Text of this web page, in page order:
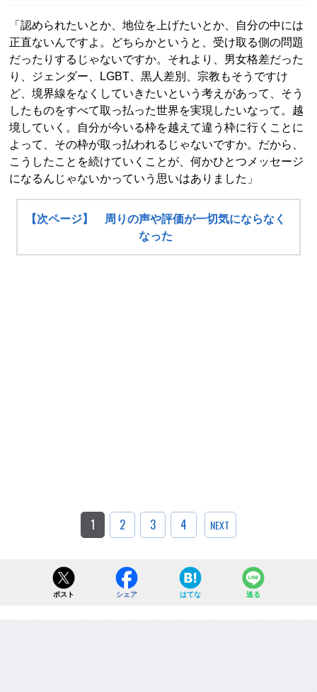
「認められたいとか、地位を上げたいとか、自分の中には
正直ないんですよ。どちらかというと、受け取る側の問題
だったりするじゃないですか。それより、男女格差だった
り、ジェンダー、LGBT、黒人差別、宗教もそうですけ
ど、境界線をなくしていきたいという考えがあって、そう
したものをすべて取っ払った世界を実現したいなって。越
境していく。自分が今いる枠を越えて違う枠に行くことに
よって、その枠が取っ払われるじゃないですか。だから、
こうしたことを続けていくことが、何かひとつメッセージ
になるんじゃないかっていう思いはありました」
【次ページ】 周りの声や評価が一切気にならなく
なった
1 2 3 4 NEXT
ポスト シェア はてな 送る